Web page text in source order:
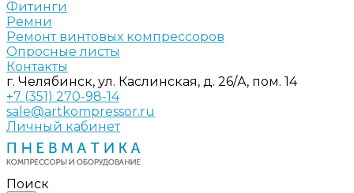
Фитинги
Ремни
Ремонт винтовых компрессоров
Опросные листы
Контакты
г. Челябинск, ул. Каслинская, д. 26/А, пом. 14
+7 (351) 270-98-14
sale@artkompressor.ru
Личный кабинет
Поиск